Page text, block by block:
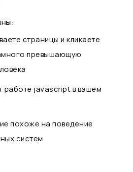
страницы и кликаете
превышающую
работе javascript в вашем
похоже на поведение
систем